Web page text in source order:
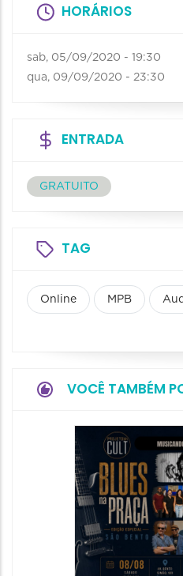
HORÁRIOS
sab, 05/09/2020 - 19:30
qua, 09/09/2020 - 23:30
ENTRADA
GRATUITO
TAG
Online MPB
VOCÊ TAMBÉM